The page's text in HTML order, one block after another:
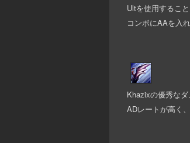
Ultを使用するこ
コンボにAAを入
Khazixの優秀な
ADレートが高く